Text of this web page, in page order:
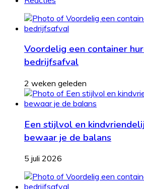
Voordelig een container
bedrijfsafval
2 weken geleden
Een stijlvol en
bewaar je de balans
5 juli 2026